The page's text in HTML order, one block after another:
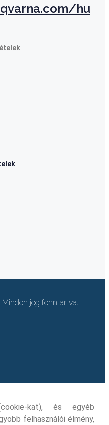
hu
jog fenntartva.
kat), és egyéb
felhasználói élmény,